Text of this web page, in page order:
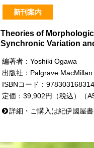
新刊案内
Theories of
Synchronic Variation
編著者： Yoshiki Ogawa
出版社： Palgrave MacMillan
ISBNコード：
定価： 39,902円（税込）（
詳細・ご購入は紀伊國屋